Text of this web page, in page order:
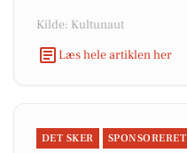
Kilde: Kultunaut
Læs hele artiklen her
DET SKER SPONSORERET